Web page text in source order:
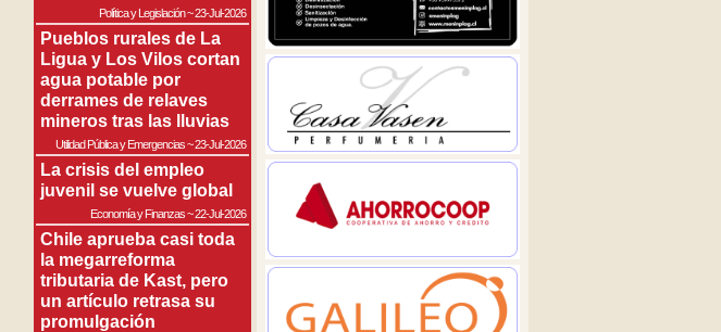
Política y Legislación~23-Jul-2026
Pueblos rurales de La
Ligua y Los Vilos cortan
agua potable por
derrames de relaves
mineros tras las lluvias
Utilidad Pública y Emergencias~23-Jul-2026
La crisis del empleo
juvenil se vuelve global
Economía y Finanzas~22-Jul-2026
Chile aprueba casi toda
la megarreforma
tributaria de Kast, pero
un artículo retrasa su
promulgación